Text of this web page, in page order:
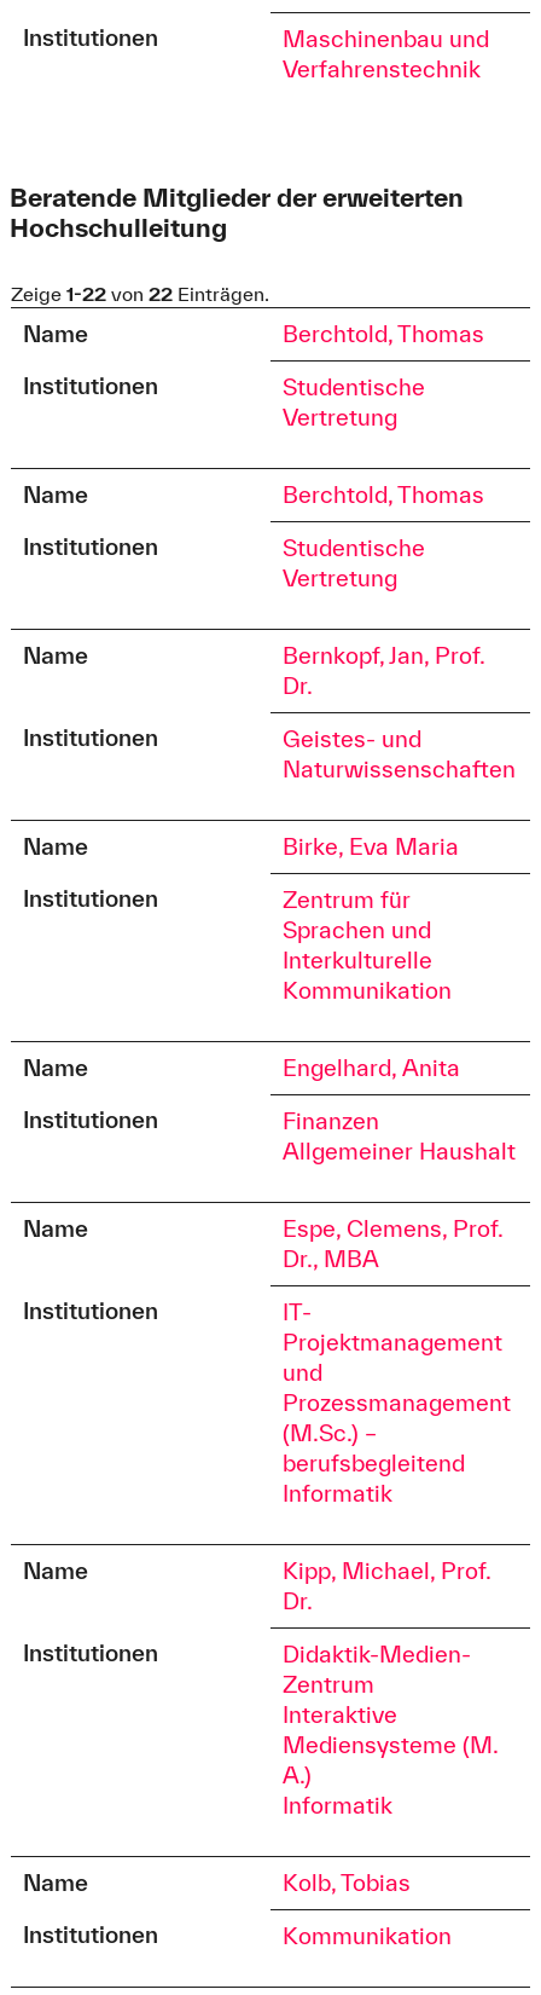
Institutionen
Maschinenbau und
Verfahrenstechnik
Beratende Mitglieder der erweiterten
Hochschulleitung
Zeige 1-22von 22Einträgen.
Name
Berchtold, Thomas
Institutionen
Studentische
Vertretung
Name
Berchtold, Thomas
Institutionen
Studentische
Vertretung
Name
Bernkopf, Jan, Prof.
Dr.
Institutionen
Geistes- und
Naturwissenschaften
Name
Birke, Eva Maria
Institutionen
Zentrum für
Sprachen und
Interkulturelle
Kommunikation
Name
Engelhard, Anita
Institutionen
Finanzen
Allgemeiner Haushalt
Name
Espe, Clemens, Prof.
Dr., MBA
Institutionen
IT-
Projektmanagement
und
Prozessmanagement
(M.Sc.) –
berufsbegleitend
Informatik
Name
Kipp, Michael, Prof.
Dr.
Institutionen
Didaktik-Medien-
Zentrum
Interaktive
Mediensysteme (M.
A.)
Informatik
Name
Kolb, Tobias
Institutionen
Kommunikation